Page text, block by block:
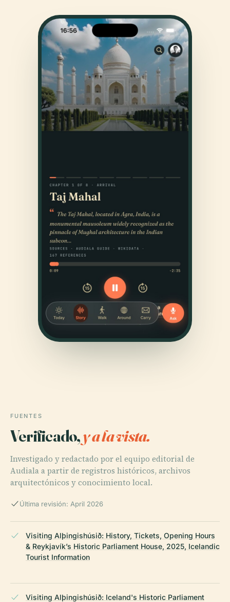
FUENTES
Verificado,y a la vista.
Investigado y redactado por el equipo editorial de
Audiala a partir de registros históricos, archivos
arquitectónicos y conocimiento local.
Última revisión: April 2026
Visiting Alþingishúsið: History, Tickets, Opening Hours
& Reykjavík’s Historic Parliament House, 2025, Icelandic
Tourist Information
Visiting Alþingishúsið: Iceland's Historic Parliament